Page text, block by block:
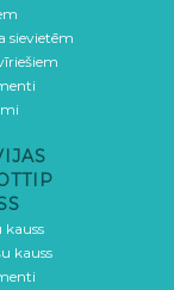
sievietēm
kauss
kauss